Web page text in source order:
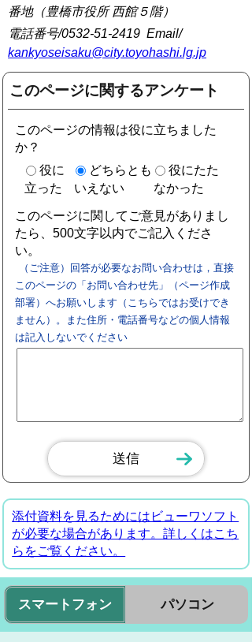
番地（豊橋市役所 西館５階）
電話番号/0532-51-2419 Email/
kankyoseisaku@city.toyohashi.lg.jp
このページに関するアンケート
このページの情報は役に立ちました
か？
役に
立った
どちらとも
いえない
役にたた
なかった
このページに関してご意見がありまし
たら、500文字以内でご記入くださ
い。
（ご注意）回答が必要なお問い合わせは，直接
このページの「お問い合わせ先」（ページ作成
部署）へお願いします（こちらではお受けでき
ません）。また住所・電話番号などの個人情報
は記入しないでください
添付資料を見るためにはビューワソフト
が必要な場合があります。詳しくはこち
らをご覧ください。
スマートフォン パソコン